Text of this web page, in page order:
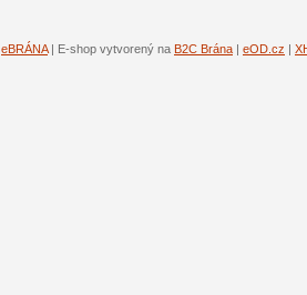
eBRÁNA| E-shop vytvorený na B2C Brána | eOD.cz |